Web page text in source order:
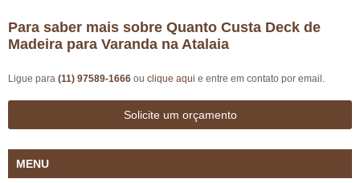
Para saber mais sobre Quanto Custa Deck de
Madeira para Varanda na Atalaia
Ligue para (11) 97589-1666 ou clique aqui e entre em contato por email.
Solicite um orçamento
MENU